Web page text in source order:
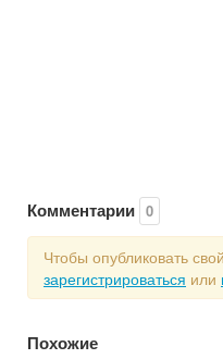
Комментарии 0
Чтобы опубликовать
зарегистрироваться или
Похожие